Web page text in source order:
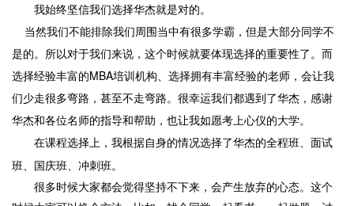
我始终坚信我们选择华杰就是对的。
当然我们不能排除我们周围当中有很多学霸，但是大部分同学不
是的。所以对于我们来说，这个时候就要体现选择的重要性了。而
选择经验丰富的MBA培训机构、选择拥有丰富经验的老师，会让我
们少走很多弯路，甚至不走弯路。很幸运我们都遇到了华杰， 感谢
华杰和各位名师的指导和帮助，也让我如愿考上心仪的大学。
在课程选择上，我根据自身的情况选择了华杰的全程班、面试
班、国庆班、冲刺班。
很多时候大家都会觉得坚持不下来，会产生放弃的心态。这个